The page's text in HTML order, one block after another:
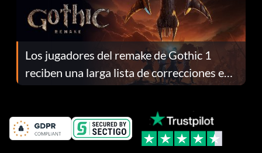
Los jugadores del remake de Gothic 1
reciben una larga lista de correcciones en
el parche 1.0.4